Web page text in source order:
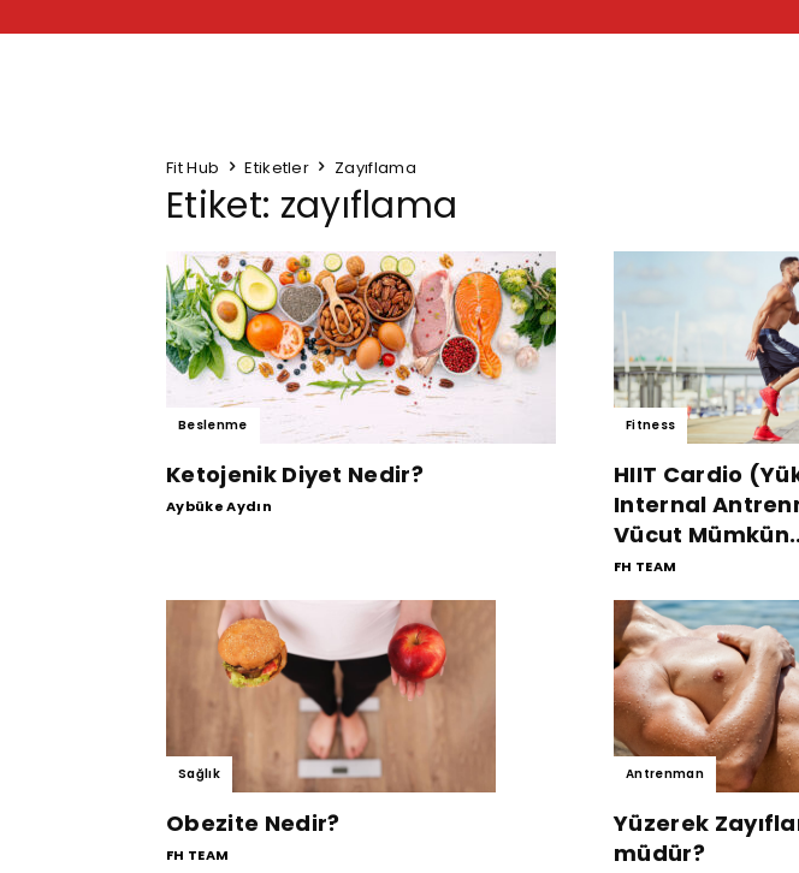
Fit Hub Etiketler Zayıflama
Etiket: zayıflama
Beslenme
Ketojenik Diyet Nedir?
Aybüke Aydın
Fitness
HIIT Cardio
Internal
Vücut
FH TEAM
Sağlık
Obezite Nedir?
FH TEAM
Antrenman
Yüzerek
müdür?